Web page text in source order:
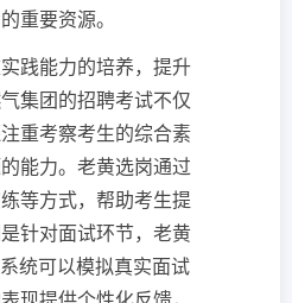
重要资源。
践能力的培养，提升
集团的招聘考试不仅
重考察考生的综合素
能力。老黄选岗通过
等方式，帮助考生提
针对面试环节，老黄
统可以模拟真实面试